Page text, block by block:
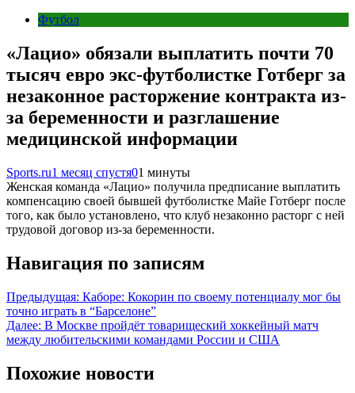
Футбол
«Лацио» обязали выплатить почти 70
тысяч евро экс-футболистке Готберг за
незаконное расторжение контракта из-
за беременности и разглашение
медицинской информации
Sports.ru1 месяц спустя01 минуты
Женская команда «Лацио» получила предписание выплатить
компенсацию своей бывшей футболистке Майе Готберг после
того, как было установлено, что клуб незаконно расторг с ней
трудовой договор из-за беременности.
Навигация по записям
Предыдущая: Каборе: Кокорин по своему потенциалу мог бы
точно играть в “Барселоне”
Далее: В Москве пройдёт товарищеский хоккейный матч
между любительскими командами России и США
Похожие новости